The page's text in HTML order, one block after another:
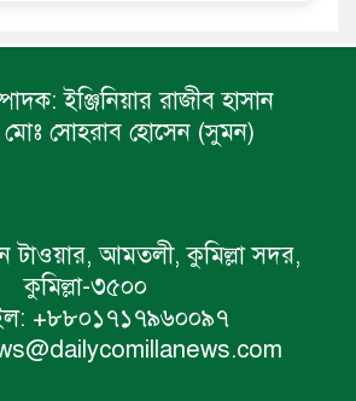
ইঞ্জিনিয়ার রাজীব হাসান
মোঃ সোহরাব হোসেন (সুমন)
টাওয়ার, আমতলী, কুমিল্লা সদর,
কুমিল্লা-৩৫০০
+৮৮০১৭১৭৯৬০০৯৭